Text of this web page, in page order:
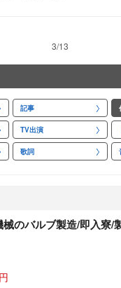
3/13
記事
TV出演
歌詞
械のバルブ製造/即入寮/